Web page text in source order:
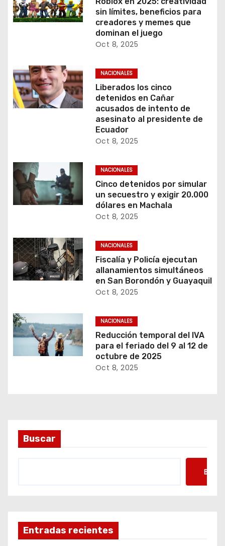
sin límites, beneficios para
creadores y memes que
dominan el juego
Oct 8, 2025
NACIONALES
Liberados los cinco
detenidos en Cañar
acusados de intento de
asesinato al presidente de
Ecuador
Oct 8, 2025
NACIONALES
Cinco detenidos por simular
un secuestro y exigir 20.000
dólares en Machala
Oct 8, 2025
NACIONALES
Fiscalía y Policía ejecutan
allanamientos simultáneos
en San Borondón y Guayaquil
Oct 8, 2025
NACIONALES
Reducción temporal del IVA
para el feriado del 9 al 12 de
octubre de 2025
Oct 8, 2025
Buscar
Entradas recientes